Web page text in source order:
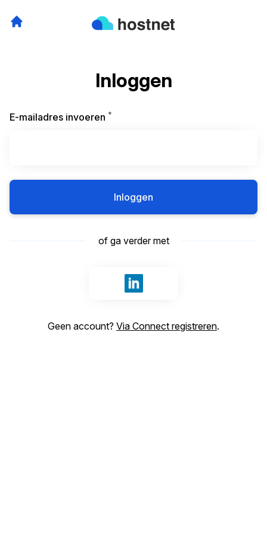
Inloggen
E-mailadres invoeren *
Inloggen
of ga verder met
Inloggen met LinkedIn
Geen account? Via Connect registreren.